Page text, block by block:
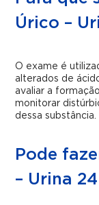
Úrico –
O exame é
alterados de
avaliar a
monitorar
dessa substância.
Pode
– Urina